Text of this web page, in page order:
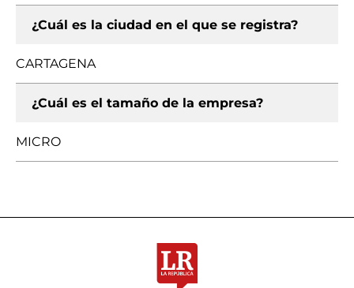
¿Cuál es la ciudad en el que se registra?
CARTAGENA
¿Cuál es el tamaño de la empresa?
MICRO